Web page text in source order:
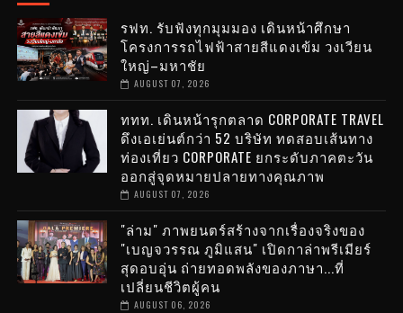
รฟท. รับฟังทุกมุมมอง เดินหน้าศึกษา
โครงการรถไฟฟ้าสายสีแดงเข้ม วงเวียน
ใหญ่–มหาชัย
AUGUST 07, 2026
ททท. เดินหน้ารุกตลาด CORPORATE TRAVEL
ดึงเอเย่นต์กว่า 52 บริษัท ทดสอบเส้นทาง
ท่องเที่ยว CORPORATE ยกระดับภาคตะวัน
ออกสู่จุดหมายปลายทางคุณภาพ
AUGUST 07, 2026
"ล่าม" ภาพยนตร์สร้างจากเรื่องจริงของ
"เบญจวรรณ ภูมิแสน" เปิดกาล่าพรีเมียร์
สุดอบอุ่น ถ่ายทอดพลังของภาษา...ที่
เปลี่ยนชีวิตผู้คน
AUGUST 06, 2026